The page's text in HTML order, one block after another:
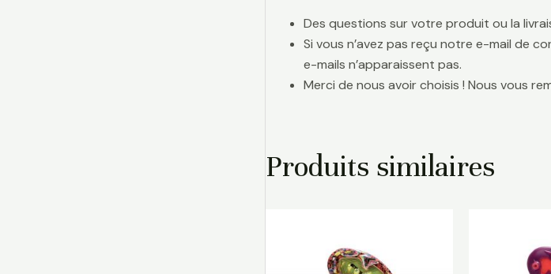
Des questions sur votre produit ou la
Si vous n’avez pas reçu notre e-mail de
e-mails n’apparaissent pas.
Merci de nous avoir choisis ! Nous vous
Produits similaires